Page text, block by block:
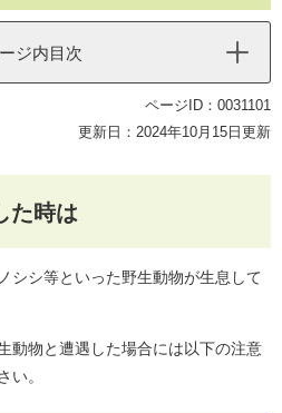
ジ内目次
ページID：0031101
更新日：2024年10月15日更新
た時は
シシ等といった野生動物が生息して
動物と遭遇した場合には以下の注意
い。